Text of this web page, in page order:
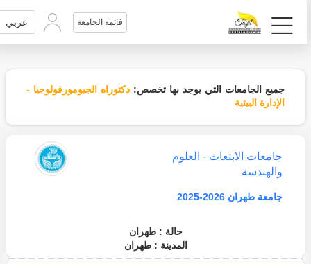
قائمة الجامعة عربي
جميع الجامعات التي يوجد بها تخصص:دكتوراه الجيومورفولوجيا -
الإدارة البيئية
جامعات الابتعاث - العلوم
والهندسة
جامعة طهران 2026-2025
حالة : طهران
المدينة : طهران